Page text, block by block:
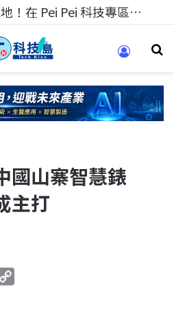
科技人的經驗傳承地！在 Pei Pei 科技專區，與學弟妹交流最硬核的技術
國山寨智慧錶
主打